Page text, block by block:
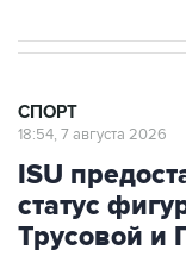
СПОРТ
18:54, 7 августа 2026
ISU
статус
Трусовой и